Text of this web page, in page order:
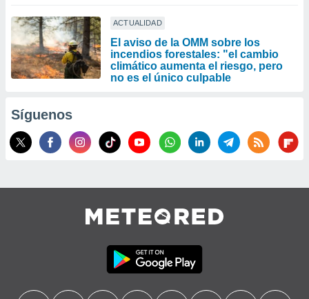
ACTUALIDAD
El aviso de la OMM sobre los
incendios forestales: "el cambio
climático aumenta el riesgo, pero
no es el único culpable
Síguenos